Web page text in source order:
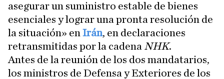
asegurar un suministro estable de bienes
esenciales y lograr una pronta resolución de
la situación» en Irán, en declaraciones
retransmitidas por la cadena NHK.
Antes de la reunión de los dos mandatarios,
los ministros de Defensa y Exteriores de los